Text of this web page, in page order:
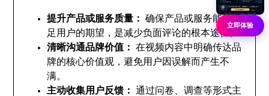
提升产品或服务质量：
确保产品或服务能够满
足用户的期望，是减少负面评论的根本途径。
清晰沟通品牌价值：
在视频内容中明确传达品
牌的核心价值观，避免用户因误解而产生不
满。
主动收集用户反馈：
通过问卷、调查等形式主
立即体验